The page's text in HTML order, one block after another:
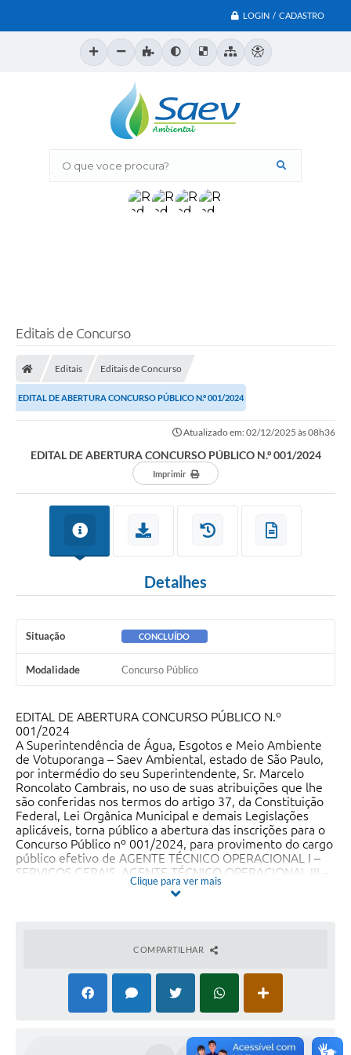
LOGIN / CADASTRO
O que voce procura?
Editais de Concurso
Editais Editais de Concurso
EDITAL DE ABERTURA CONCURSO PÚBLICO N.º 001/2024
Atualizado em: 02/12/2025 às 08h36
EDITAL DE ABERTURA CONCURSO PÚBLICO N.º 001/2024
Imprimir
Detalhes
Situação CONCLUÍDO
Modalidade Concurso Público
EDITAL DE ABERTURA CONCURSO PÚBLICO N.º
001/2024
A Superintendência de Água, Esgotos e Meio Ambiente
de Votuporanga – Saev Ambiental, estado de São Paulo,
por intermédio do seu Superintendente, Sr. Marcelo
Roncolato Cambrais, no uso de suas atribuições que lhe
são conferidas nos termos do artigo 37, da Constituição
Federal, Lei Orgânica Municipal e demais Legislações
aplicáveis, torna público a abertura das inscrições para o
Concurso Público nº 001/2024, para provimento do cargo
público efetivo de AGENTE TÉCNICO OPERACIONAL I –
SERVIÇOS GERAIS, AGENTE TÉCNICO OPERACIONAL III –
COPA E COZINHA, AGENTE TÉCNICO OPERACIONAL VI –
ALVENARIA E CONSTRUÇÃO, AGENTE TÉCNICO
FATURAMENTO I, AGENTE TÉCNICO OPERACIONAL XVI –
OPERAÇÃO DE ESTAÇÕES DE TRATAMENTO, AGENTE
TÉCNICO OPERACIONAL XXI – MANUTENÇÃO
HIDRÁULICA, TÉCNICO EM SANEAMENTO XIV –
SEGURANÇA DO TRABALHO I, TÉCNICO EM
SANEAMENTO XIV – TECNOLOGIA DA INFORMAÇÃO I,
GERAL IV, TÉCNICO EM SANEAMENTO XXII –
Clique para ver mais
COMPARTILHAR